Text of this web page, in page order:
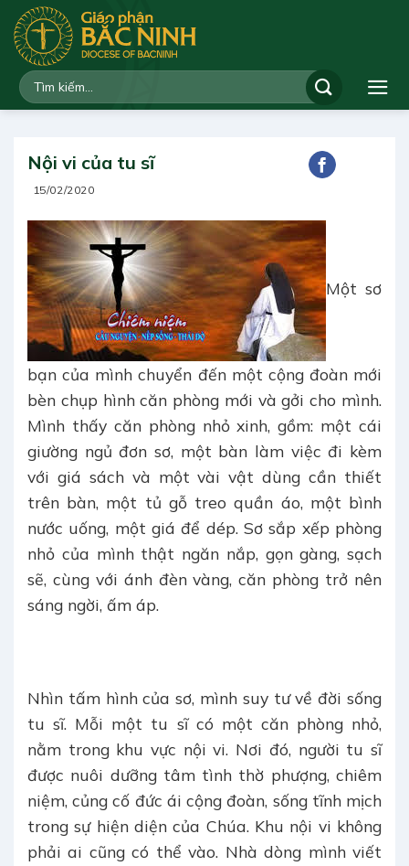
qua
dung
Nội vi của tu sĩ
15/02/2020
Một sơ
bạn của mình chuyển đến một cộng đoàn mới
bèn chụp hình căn phòng mới và gởi cho mình.
Mình thấy căn phòng nhỏ xinh, gồm: một cái
giường ngủ đơn sơ, một bàn làm việc đi kèm
với giá sách và một vài vật dùng cần thiết
trên bàn, một tủ gỗ treo quần áo, một bình
nước uống, một giá để dép. Sơ sắp xếp phòng
nhỏ của mình thật ngăn nắp, gọn gàng, sạch
sẽ, cùng với ánh đèn vàng, căn phòng trở nên
sáng ngời, ấm áp.
Nhìn tấm hình của sơ, mình suy tư về đời sống
tu sĩ. Mỗi một tu sĩ có một căn phòng nhỏ,
nằm trong khu vực nội vi. Nơi đó, người tu sĩ
được nuôi dưỡng tâm tình thờ phượng, chiêm
niệm, củng cố đức ái cộng đoàn, sống tĩnh mịch
trong sự hiện diện của Chúa. Khu nội vi không
phải ai cũng có thể vào. Nhà dòng mình viết